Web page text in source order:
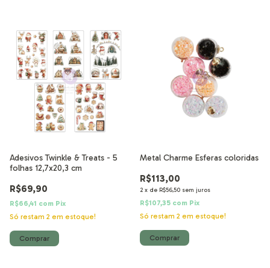
Adesivos Twinkle & Treats - 5
folhas 12,7x20,3 cm
R$69,90
R$66,41 com Pix
Só restam 2 em estoque!
Metal Charme Esferas coloridas
R$113,00
2 x de R$56,50 sem juros
R$107,35 com Pix
Só restam 2 em estoque!